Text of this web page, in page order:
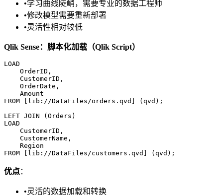
•学习曲线陡峭，需要专业的数据工程师
•修改模型需要重新部署
•灵活性相对较低
Qlik Sense：脚本化加载（Qlik Script）
LOAD
    OrderID,
    CustomerID,
    OrderDate,
    Amount
FROM [lib://DataFiles/orders.qvd] (qvd);
LEFT JOIN (Orders)
LOAD
    CustomerID,
    CustomerName,
    Region
优点：
•灵活的数据加载和转换